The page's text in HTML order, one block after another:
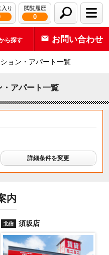
入り 閲覧履歴
0
ら探す お問い合わせ
ョン・アパート一覧
アパート一覧
詳細条件を変更
内
北信 須坂店